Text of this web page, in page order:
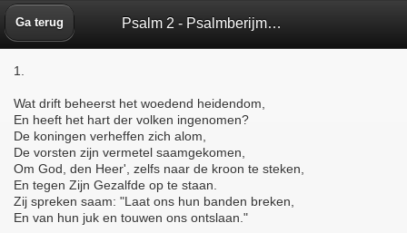
Ga terug Psalm 2 - Psalmberijming 1773 - Bijbelbox
1.
Wat drift beheerst het woedend heidendom,
En heeft het hart der volken ingenomen?
De koningen verheffen zich alom,
De vorsten zijn vermetel saamgekomen,
Om God, den Heer', zelfs naar de kroon te steken,
En tegen Zijn Gezalfde op te staan.
Zij spreken saam: "Laat ons hun banden breken,
En van hun juk en touwen ons ontslaan."